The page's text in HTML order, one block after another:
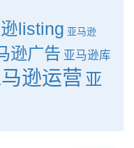
listing 亚马逊
逊广告 亚马逊库
逊运营 亚